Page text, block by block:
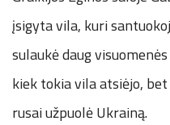
.
u
k
įsigyta vila, kuri
sulaukė daug
kiek tokia vila atsiėjo,
rusai užpuolė Ukrainą.